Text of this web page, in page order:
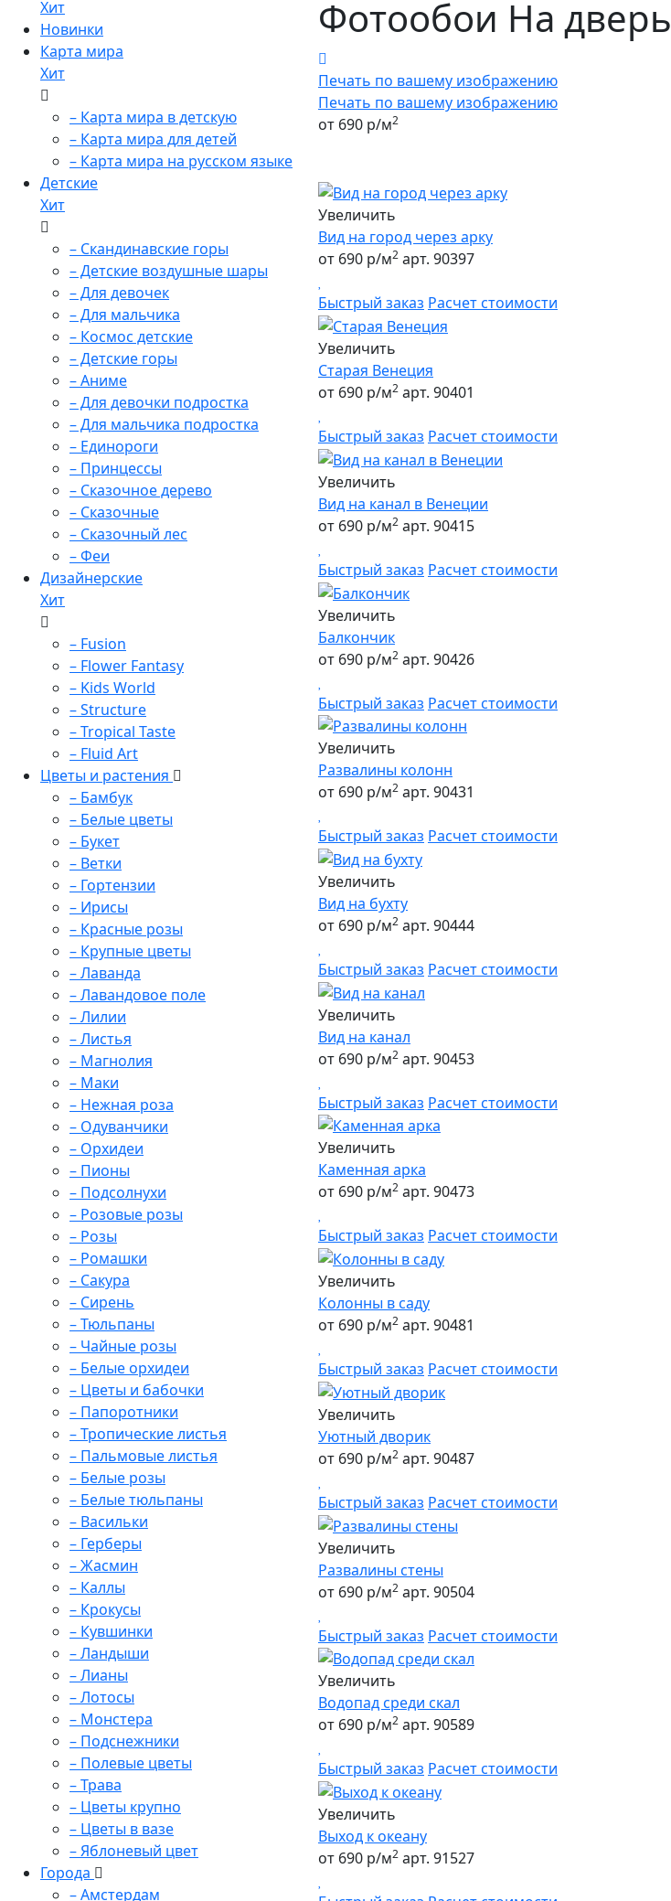
Хит
Новинки
Карта мира
Хит
– Карта мира в детскую
– Карта мира для детей
– Карта мира на русском языке
Детские
Хит
– Скандинавские горы
– Детские воздушные шары
– Для девочек
– Для мальчика
– Космос детские
– Детские горы
– Аниме
– Для девочки подростка
– Для мальчика подростка
– Единороги
– Принцессы
– Сказочное дерево
– Сказочные
– Сказочный лес
– Феи
Дизайнерские
Хит
– Fusion
– Flower Fantasy
– Kids World
– Structure
– Tropical Taste
– Fluid Art
Цветы и растения
– Бамбук
– Белые цветы
– Букет
– Ветки
– Гортензии
– Ирисы
– Красные розы
– Крупные цветы
– Лаванда
– Лавандовое поле
– Лилии
– Листья
– Магнолия
– Маки
– Нежная роза
– Одуванчики
– Орхидеи
– Пионы
– Подсолнухи
– Розовые розы
– Розы
– Ромашки
– Сакура
– Сирень
– Тюльпаны
– Чайные розы
– Белые орхидеи
– Цветы и бабочки
– Папоротники
– Тропические листья
– Пальмовые листья
– Белые розы
– Белые тюльпаны
– Васильки
– Герберы
– Жасмин
– Каллы
– Крокусы
– Кувшинки
– Ландыши
– Лианы
– Лотосы
– Монстера
– Подснежники
– Полевые цветы
– Трава
– Цветы крупно
– Цветы в вазе
– Яблоневый цвет
Города
– Амстердам
Фотообои На дверь
Печать по вашему изображению
Печать по вашему изображению
от 690 р/м2
Увеличить
Вид на город через арку
от 690 р/м2 арт. 90397
Быстрый заказ Расчет стоимости
Увеличить
Старая Венеция
от 690 р/м2 арт. 90401
Быстрый заказ Расчет стоимости
Увеличить
Вид на канал в Венеции
от 690 р/м2 арт. 90415
Быстрый заказ Расчет стоимости
Увеличить
Балкончик
от 690 р/м2 арт. 90426
Быстрый заказ Расчет стоимости
Увеличить
Развалины колонн
от 690 р/м2 арт. 90431
Быстрый заказ Расчет стоимости
Увеличить
Вид на бухту
от 690 р/м2 арт. 90444
Быстрый заказ Расчет стоимости
Увеличить
Вид на канал
от 690 р/м2 арт. 90453
Быстрый заказ Расчет стоимости
Увеличить
Каменная арка
от 690 р/м2 арт. 90473
Быстрый заказ Расчет стоимости
Увеличить
Колонны в саду
от 690 р/м2 арт. 90481
Быстрый заказ Расчет стоимости
Увеличить
Уютный дворик
от 690 р/м2 арт. 90487
Быстрый заказ Расчет стоимости
Увеличить
Развалины стены
от 690 р/м2 арт. 90504
Быстрый заказ Расчет стоимости
Увеличить
Водопад среди скал
от 690 р/м2 арт. 90589
Быстрый заказ Расчет стоимости
Увеличить
Выход к океану
от 690 р/м2 арт. 91527